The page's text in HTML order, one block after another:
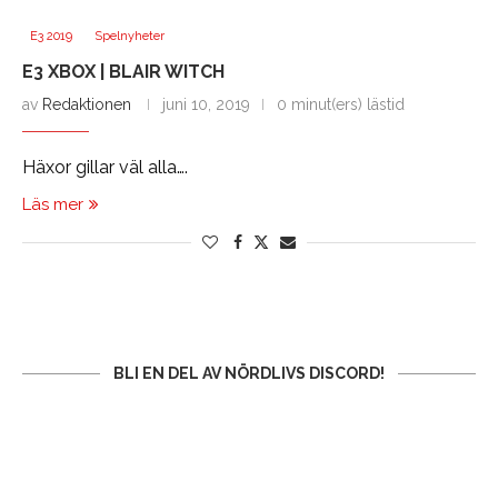
E3 2019 Spelnyheter
E3 XBOX | BLAIR WITCH
av Redaktionen juni 10, 2019 0 minut(ers) lästid
Häxor gillar väl alla….
Läs mer
BLI EN DEL AV NÖRDLIVS DISCORD!